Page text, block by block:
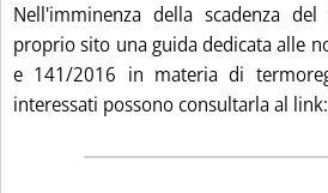
Nell'imminenza della scadenza
proprio sito una guida dedicata alle
e 141/2016 in materia di
interessati possono consultarla al